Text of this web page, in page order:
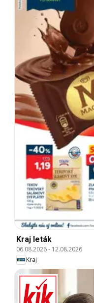
Kraj leták
06.08.2026- 12.08.2026
Kraj